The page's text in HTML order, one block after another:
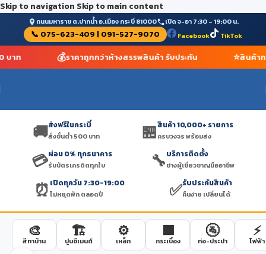
Skip to navigation Skip to main content
ถนนมหาราช ต.ปากน้ำ อ.เมือง กระบี่ 81000 เปิด จ-อา 7:30 – 19:00 น.
📞 075-623-409 | 091-527-9070 Facebook TikTok
บาท 💰ราคาถูกกว่าห้างสรรพสินค้า รับประกัน ⭐สินค้าก
🚚ส่งฟรีในกระบี่
สั่งขั้นต่ำ 500 บาท 🏪สินค้า 10,000+ รายการ
ครบวงจร พร้อมส่ง
💳ผ่อน 0% ทุกธนาคาร
รับบัตรเครดิตทุกใบ 🔧บริการติดตั้ง
ช่างผู้เชี่ยวชาญมืออาชีพ
⏰ เปิดทุกวัน 7:30-19:00
ไม่หยุดพัก ตลอดปี ✅รับประกันสินค้า
คืนง่าย เปลี่ยนได้
🎨
สีทาบ้าน
🏗️
ปูนซีเมนต์
⚙️
เหล็ก
🟫
กระเบื้อง
🚰
ท่อ-ประปา
⚡
ไฟฟ้า